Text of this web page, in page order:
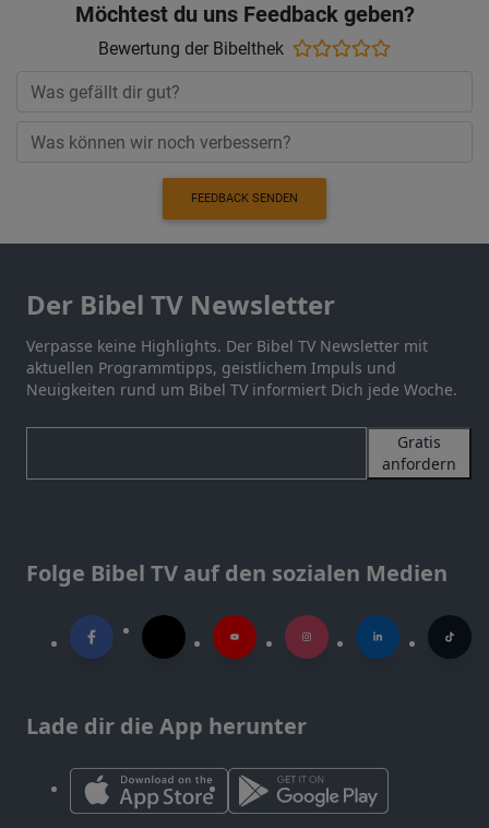
Möchtest du uns Feedback geben?
Bewertung der Bibelthek
FEEDBACK SENDEN
Der Bibel TV Newsletter
Verpasse keine Highlights. Der Bibel TV Newsletter mit
aktuellen Programmtipps, geistlichem Impuls und
Neuigkeiten rund um Bibel TV informiert Dich jede Woche.
Gratis
anfordern
Folge Bibel TV auf den sozialen Medien
Lade dir die App herunter